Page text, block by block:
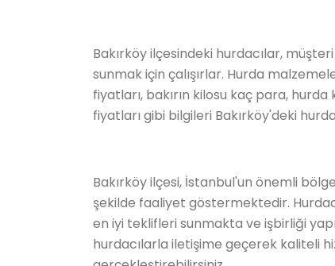
Bakırköy ilçesindeki hurdacılar,
sunmak için çalışırlar. Hurda
fiyatları, bakırın kilosu kaç para,
fiyatları gibi bilgileri Bakırköy'deki
Bakırköy ilçesi, İstanbul'un önemli
şekilde faaliyet göstermektedir.
en iyi teklifleri sunmakta ve işbirliği
hurdacılarla iletişime geçerek kaliteli